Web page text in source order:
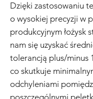
Dzięki zastosowaniu
o wysokiej precyzji w
produkcyjnym łożysk
nam się uzyskać
tolerancją plus/minus
co skutkuje
odchyleniami